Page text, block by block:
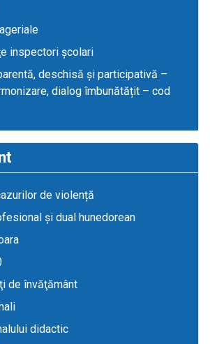
inspectori școlari
deschisă și participativă –
dialog îmbunătățit – cod
de violență
și dual hunedorean
de învăţământ
didactic